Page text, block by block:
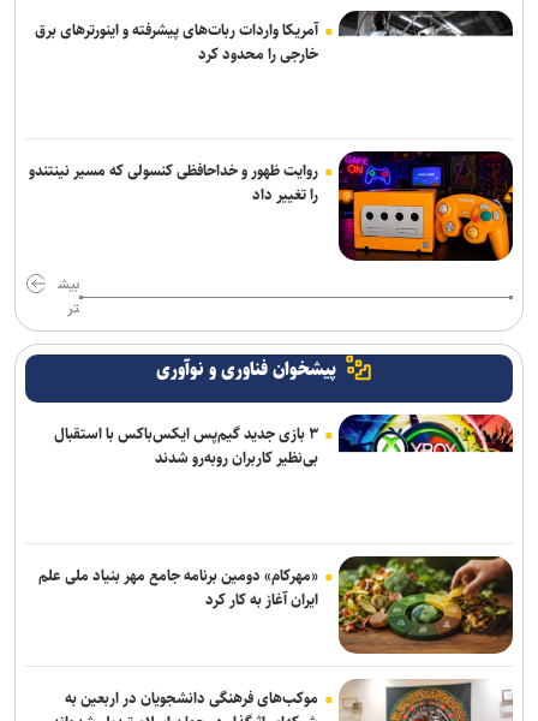
مذاکرات ایران-عمان درباره تنگه هرمز ادامه دارد/ بیانیه مشترک در مرحله
آمریکا واردات ربات‌های پیشرفته و اینورترهای برق
خارجی را محدود کرد
روایت ظهور و خداحافظی کنسولی که مسیر نینتندو
را تغییر داد
بیش
تر
پیشخوان فناوری و نوآوری
۳ بازی جدید گیم‌پس ایکس‌باکس با استقبال
بی‌نظیر کاربران روبه‌رو شدند
«مهرکام» دومین برنامه جامع مهر بنیاد ملی علم
ایران آغاز به کار کرد
موکب‌های فرهنگی دانشجویان در اربعین به